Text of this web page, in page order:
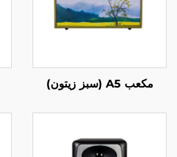
مکعب A5 (سبز زیتون)